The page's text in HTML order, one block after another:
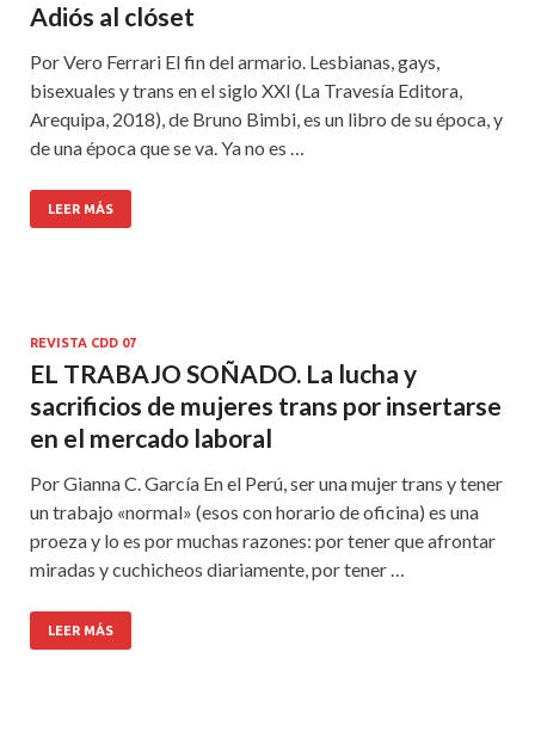
Adiós al clóset
Por Vero Ferrari El fin del armario. Lesbianas, gays,
bisexuales y trans en el siglo XXI (La Travesía Editora,
Arequipa, 2018), de Bruno Bimbi, es un libro de su época, y
de una época que se va. Ya no es …
LEER MÁS
REVISTA CDD 07
EL TRABAJO SOÑADO. La lucha y
sacrificios de mujeres trans por insertarse
en el mercado laboral
Por Gianna C. García En el Perú, ser una mujer trans y tener
un trabajo «normal» (esos con horario de oficina) es una
proeza y lo es por muchas razones: por tener que afrontar
miradas y cuchicheos diariamente, por tener …
LEER MÁS